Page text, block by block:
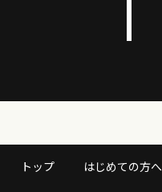
トップ はじめての方へ